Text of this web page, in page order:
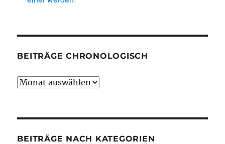
BEITRÄGE CHRONOLOGISCH
Beiträge
BEITRÄGE NACH KATEGORIEN